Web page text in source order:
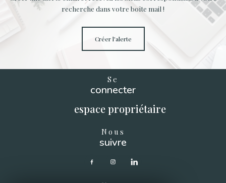
recherche dans votre boîte mail !
créer l'alerte
Se
connecter
espace propriétaire
Nous
suivre